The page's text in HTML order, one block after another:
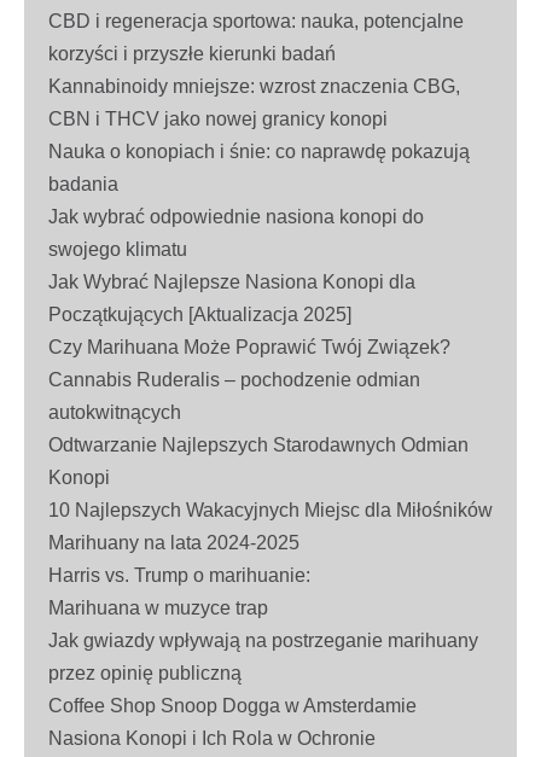
CBD i regeneracja sportowa: nauka, potencjalne
korzyści i przyszłe kierunki badań
Kannabinoidy mniejsze: wzrost znaczenia CBG,
CBN i THCV jako nowej granicy konopi
Nauka o konopiach i śnie: co naprawdę pokazują
badania
Jak wybrać odpowiednie nasiona konopi do
swojego klimatu
Jak Wybrać Najlepsze Nasiona Konopi dla
Początkujących [Aktualizacja 2025]
Czy Marihuana Może Poprawić Twój Związek?
Cannabis Ruderalis – pochodzenie odmian
autokwitnących
Odtwarzanie Najlepszych Starodawnych Odmian
Konopi
10 Najlepszych Wakacyjnych Miejsc dla Miłośników
Marihuany na lata 2024-2025
Harris vs. Trump o marihuanie:
Marihuana w muzyce trap
Jak gwiazdy wpływają na postrzeganie marihuany
przez opinię publiczną
Coffee Shop Snoop Dogga w Amsterdamie
Nasiona Konopi i Ich Rola w Ochronie